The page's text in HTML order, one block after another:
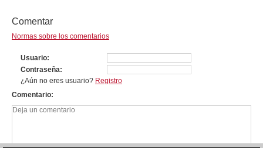
Comentar
Normas sobre los comentarios
Usuario
Contraseña
¿Aún no eres usuario? Registro
Comentario